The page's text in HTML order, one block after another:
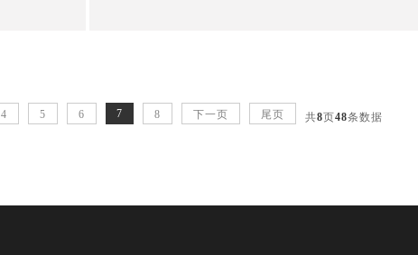
4 5 6 7 8 下一页 尾页 共8页48条数据